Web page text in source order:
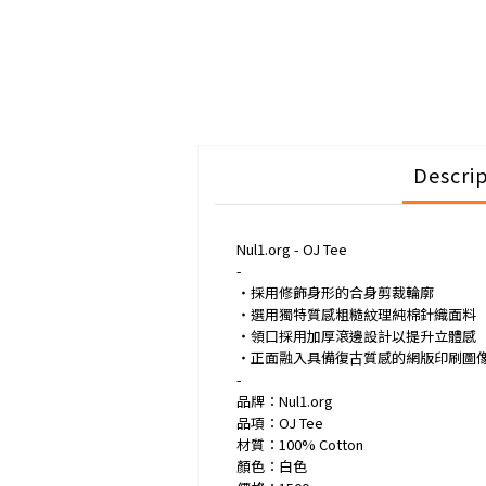
Nul1.org - OJ Tee
-
・採用修飾身形的合身剪裁輪廓
・選用獨特質感粗糙紋理純棉針織面料
・領口採用加厚滾邊設計以提升立體感
・正面融入具備復古質感的網版印刷圖
-
品牌：Nul1.org
品項：OJ Tee
材質：100% Cotton
顏色：白色